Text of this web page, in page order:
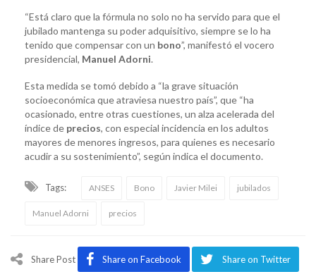
“Está claro que la fórmula no solo no ha servido para que el
jubilado mantenga su poder adquisitivo, siempre se lo ha
tenido que compensar con un bono”, manifestó el vocero
presidencial, Manuel Adorni.
Esta medida se tomó debido a “la grave situación
socioeconómica que atraviesa nuestro país”, que “ha
ocasionado, entre otras cuestiones, un alza acelerada del
índice de precios, con especial incidencia en los adultos
mayores de menores ingresos, para quienes es necesario
acudir a su sostenimiento”, según indica el documento.
Tags: ANSES Bono Javier Milei jubilados
Manuel Adorni precios
Share Post Share on Facebook Share on Twitter